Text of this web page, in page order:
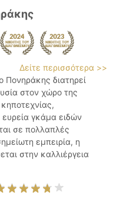
Δείτε περισσότερα >>
Πονηράκης διατηρεί
στον χώρο της
γκάμα ειδών
σε πολλαπλές
εμπειρία, η
στην καλλιέργεια